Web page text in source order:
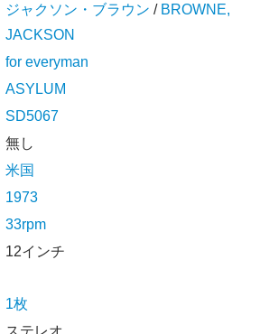
ジャクソン・ブラウン / BROWNE,
JACKSON
for everyman
ASYLUM
SD5067
無し
米国
1973
33rpm
12インチ
1枚
ステレオ